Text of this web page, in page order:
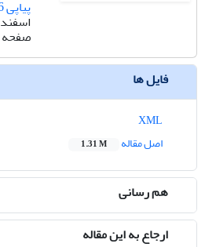
پیاپی 86
اسفند 1403
صفحه
فایل ها
اصل مقاله
1.31 M
هم رسانی
ارجاع به این مقاله